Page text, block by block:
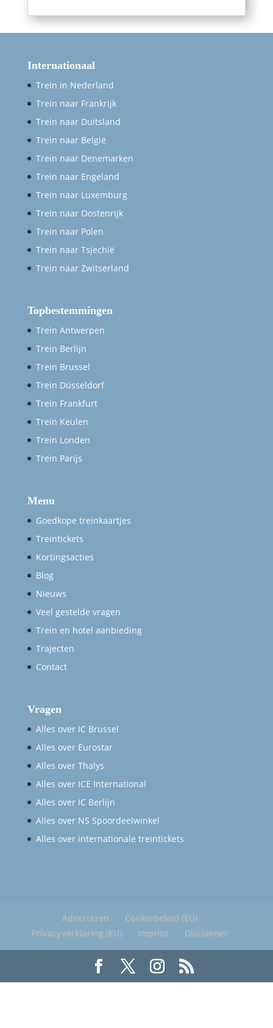
Internationaal
Trein in Nederland
Trein naar Frankrijk
Trein naar Duitsland
Trein naar België
Trein naar Denemarken
Trein naar Engeland
Trein naar Luxemburg
Trein naar Oostenrijk
Trein naar Polen
Trein naar Tsjechië
Trein naar Zwitserland
Topbestemmingen
Trein Antwerpen
Trein Berlijn
Trein Brussel
Trein Düsseldorf
Trein Frankfurt
Trein Keulen
Trein Londen
Trein Parijs
Menu
Goedkope treinkaartjes
Treintickets
Kortingsacties
Blog
Nieuws
Veel gestelde vragen
Trein en hotel aanbieding
Trajecten
Contact
Vragen
Alles over IC Brussel
Alles over Eurostar
Alles over Thalys
Alles over ICE International
Alles over IC Berlijn
Alles over NS Spoordeelwinkel
Alles over internationale treintickets
Adverteren
Cookiebeleid (EU)
Privacyverklaring (EU)
Imprint Disclaimer